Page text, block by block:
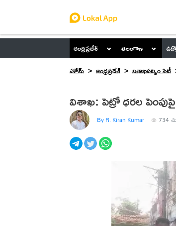
ఆంధ్రప్రదేశ్ తెలంగాణ
హోమ్
ఆంధ్రప్రదేశ్ విశాఖపట్నం సిటీ
విశాఖ‌: పెట్రో ధ‌ర‌ల
By R. Kiran Kumar 734